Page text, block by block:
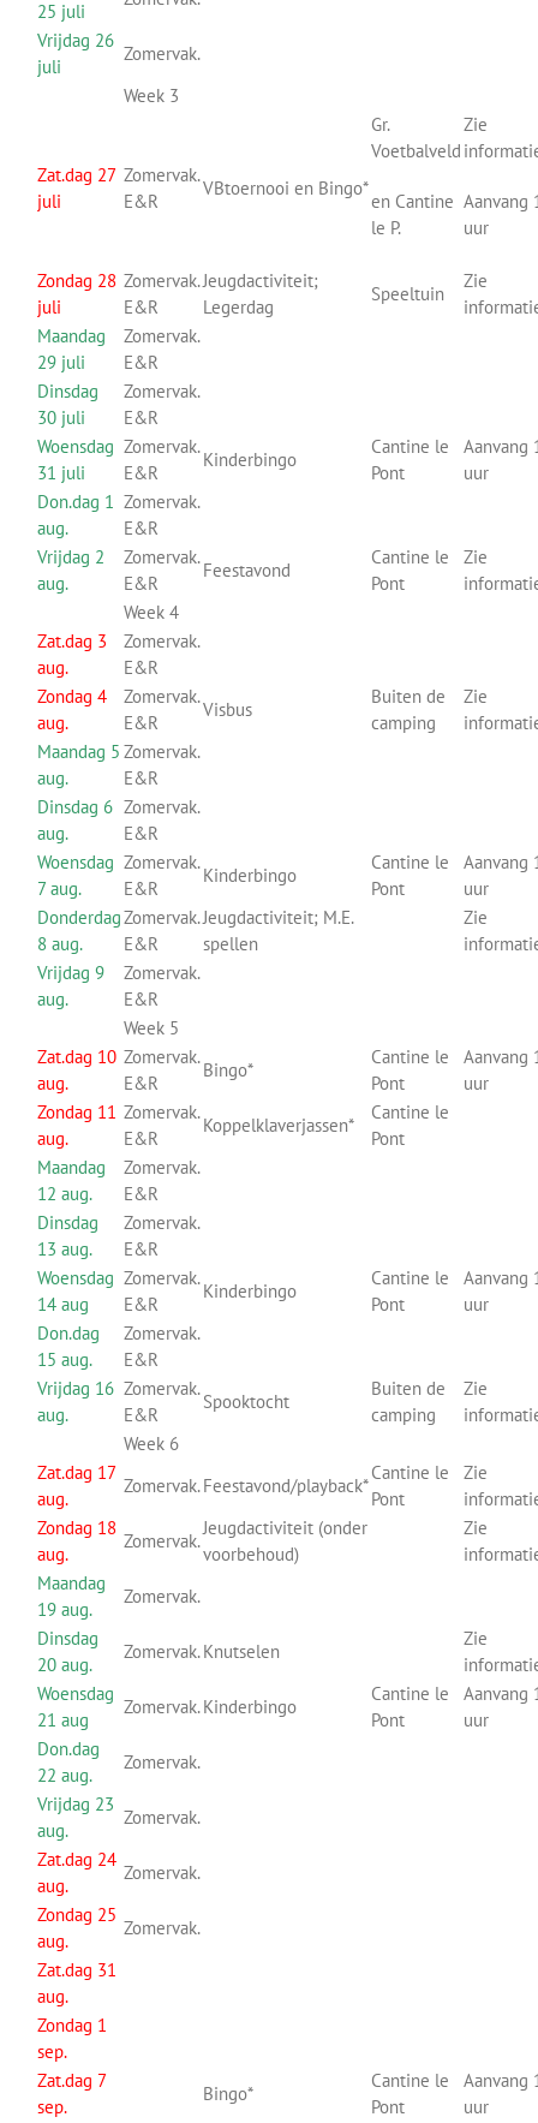
25 juli
Vrijdag 26
juli
Zomervak.
Week 3
Zat.dag 27
juli
Zomervak.
E&R
VBtoernooi en Bingo*
Gr.
Voetbalveld
en Cantine
le P.
Zie
Aanvang
uur
Zondag 28
juli
Zomervak.
E&R
Jeugdactiviteit;
Legerdag
Speeltuin
Zie
Maandag
29 juli
Zomervak.
E&R
Dinsdag
30 juli
Zomervak.
E&R
Woensdag
31 juli
Zomervak.
E&R
Kinderbingo
Cantine le
Pont
Aanvang
uur
Don.dag 1
aug.
Zomervak.
E&R
Vrijdag 2
aug.
Zomervak.
E&R
Feestavond
Cantine le
Pont
Zie
Week 4
Zat.dag 3
aug.
Zomervak.
E&R
Zondag 4
aug.
Zomervak.
E&R
Visbus
Buiten de
camping
Zie
Maandag 5
aug.
Zomervak.
E&R
Dinsdag 6
aug.
Zomervak.
E&R
Woensdag
7 aug.
Zomervak.
E&R
Kinderbingo
Cantine le
Pont
Aanvang
uur
Donderdag
8 aug.
Zomervak.
E&R
Jeugdactiviteit; M.E.
spellen
Zie
Vrijdag 9
aug.
Zomervak.
E&R
Week 5
Zat.dag 10
aug.
Zomervak.
E&R
Bingo*
Cantine le
Pont
Aanvang
uur
Zondag 11
aug.
Zomervak.
E&R
Koppelklaverjassen*
Cantine le
Pont
Maandag
12 aug.
Zomervak.
E&R
Dinsdag
13 aug.
Zomervak.
E&R
Woensdag
14 aug
Zomervak.
E&R
Kinderbingo
Cantine le
Pont
Aanvang
uur
Don.dag
15 aug.
Zomervak.
E&R
Vrijdag 16
aug.
Zomervak.
E&R
Spooktocht
Buiten de
camping
Zie
Week 6
Zat.dag 17
aug.
Zomervak.Feestavond/playback*
Cantine le
Pont
Zie
Zondag 18
aug.
Zomervak.
Jeugdactiviteit (onder
voorbehoud)
Zie
Maandag
19 aug.
Zomervak.
Dinsdag
20 aug.
Zomervak.Knutselen
Zie
Woensdag
21 aug
Zomervak.Kinderbingo
Cantine le
Pont
Aanvang
uur
Don.dag
22 aug.
Zomervak.
Vrijdag 23
aug.
Zomervak.
Zat.dag 24
aug.
Zomervak.
Zondag 25
aug.
Zomervak.
Zat.dag 31
aug.
Zondag 1
sep.
Zat.dag 7
sep.
Bingo*
Cantine le
Pont
Aanvang
uur